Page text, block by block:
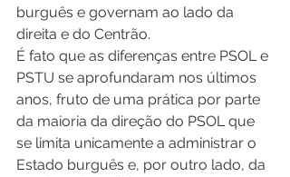
burguês e governam ao lado da
direita e do Centrão.
É fato que as diferenças entre PSOL e
PSTU se aprofundaram nos últimos
anos, fruto de uma prática por parte
da maioria da direção do PSOL que
se limita unicamente a administrar o
Estado burguês e, por outro lado, da